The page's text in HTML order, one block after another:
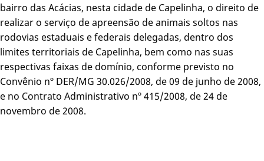
bairro das Acácias, nesta cidade de Capelinha, o direito de
realizar o serviço de apreensão de animais soltos nas
rodovias estaduais e federais delegadas, dentro dos
limites territoriais de Capelinha, bem como nas suas
respectivas faixas de domínio, conforme previsto no
Convênio nº DER/MG 30.026/2008, de 09 de junho de 2008,
e no Contrato Administrativo nº 415/2008, de 24 de
novembro de 2008.